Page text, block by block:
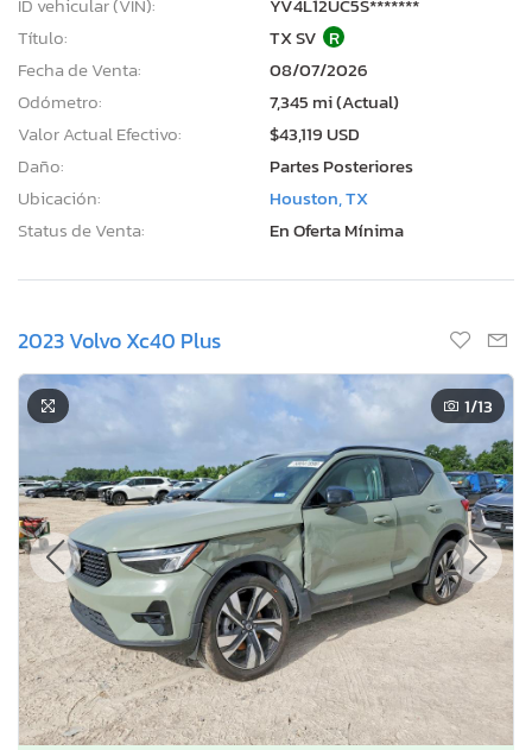
Título:
TX SV R
Fecha de Venta:
08/07/2026
Odómetro:
7,345 mi (Actual)
Valor Actual Efectivo:
$43,119 USD
Daño:
Partes Posteriores
Ubicación:
Houston, TX
Status de Venta:
En Oferta Mínima
2023 Volvo Xc40 Plus
1/13